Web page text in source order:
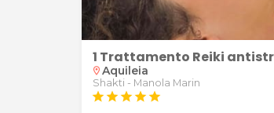
Marin ad Aquileia1 Trattamento Reiki
location_on Aquileia
Shakti - Manola Marin
star star star star star